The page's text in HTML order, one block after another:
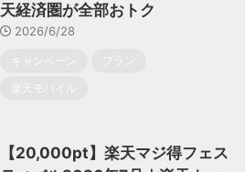
天経済圏が全部おトク
2026/6/28
キャンペーン
プラン
楽天モバイル
【20,000pt】楽天マジ得フェス